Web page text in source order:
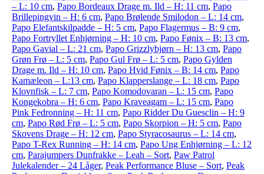
– L: 10 cm, Papo Bordeaux Drage m. Ild – H: 11 cm, Papo
Brillepingvin – H: 6 cm, Papo Brølende Smilodon – L: 14 cm,
Papo Elefantskilpadde – H: 5 cm, Papo Flagermus – B: 9 cm,
Papo Fortryllet Enhjørning – H: 10 cm, Papo Fønix – B: 13 cm,
Papo Gavial – L: 21 cm, Papo Grizzlybjørn – H: 13 cm, Papo
Grøn Frø – L: 5 cm, Papo Gul Frø – L: 5 cm, Papo Gylden
Drage m. Ild – H: 10 cm, Papo Hvid Fønix – B: 14 cm, Papo
Kamæleon – L:13 cm, Papo Klapperslange – L: 18 cm, Papo
Klovnfisk – L: 7 cm, Papo Komodovaran – L: 15 cm, Papo
Kongekobra – H: 6 cm, Papo Kraveagam – L: 15 cm, Papo
Pink Fedronning – H: 11 cm, Papo Ridder Du Guesclin – H: 9
cm, Papo Rød Frø – L: 5 cm, Papo Skorpion – H: 5 cm, Papo
Skovens Drage – H: 12 cm, Papo Styracosaurus – L: 14 cm,
Papo T-Rex Running – H: 14 cm, Papo Ung Enhjørning – L: 12
cm, Parajumpers Dunfrakke – Leah – Sort, Paw Patrol
Julekalender – 24 Låger, Peak Performance Bluse – Sort, Peak